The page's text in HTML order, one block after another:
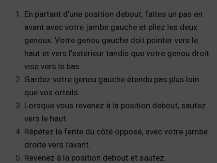
En partant d’une position debout, faites un pas en
avant avec votre jambe gauche et pliez les deux
genoux. Votre genou gauche doit pointer vers le
haut et vers l’extérieur tandis que votre genou droit
vise vers le bas.
Gardez votre genou gauche étendu pas plus loin
que vos orteils.
Lorsque vous revenez à la position debout, sautez
vers le haut.
Répétez la fente du côté opposé, avec votre jambe
droite vers l’avant.
Revenez à la position debout et sautez.